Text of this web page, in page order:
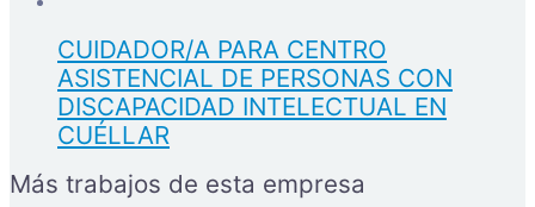
CUIDADOR/A PARA CENTRO
ASISTENCIAL DE PERSONAS CON
DISCAPACIDAD INTELECTUAL EN
CUÉLLAR
Más trabajos de esta empresa